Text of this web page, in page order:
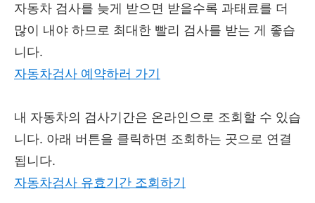
자동차 검사를 늦게 받으면 받을수록 과태료를 더
많이 내야 하므로 최대한 빨리 검사를 받는 게 좋습
니다.
자동차검사 예약하러 가기
내 자동차의 검사기간은 온라인으로 조회할 수 있습
니다. 아래 버튼을 클릭하면 조회하는 곳으로 연결
됩니다.
자동차검사 유효기간 조회하기